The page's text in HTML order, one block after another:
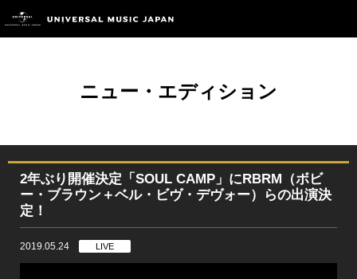
ニュー・エディション
2年ぶり開催決定「SOUL CAMP」にRBRM（ボビ
ー・ブラウン＋ベル・ビヴ・デヴォー）らの出演決
定！
2019.05.24 LIVE